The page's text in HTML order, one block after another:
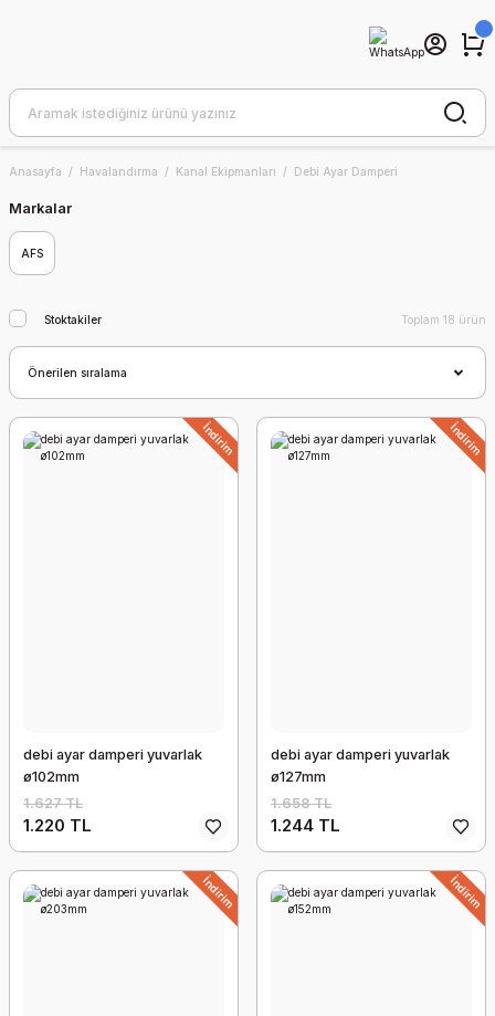
Anasayfa Havalandırma Kanal Ekipmanları Debi Ayar Damperi
Markalar
AFS
Stoktakiler Toplam 18 ürün
İndirim
debi ayar damperi yuvarlak
ø102mm
1.627 TL
1.220 TL
İndirim
debi ayar damperi yuvarlak
ø127mm
1.658 TL
1.244 TL
İndirim İndirim